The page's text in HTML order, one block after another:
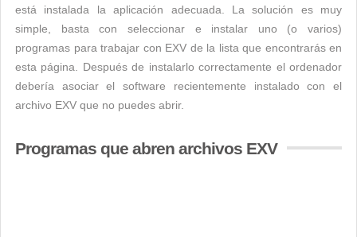
está instalada la aplicación adecuada. La solución es muy
simple, basta con seleccionar e instalar uno (o varios)
programas para trabajar con EXV de la lista que encontrarás en
esta página. Después de instalarlo correctamente el ordenador
debería asociar el software recientemente instalado con el
archivo EXV que no puedes abrir.
Programas que abren archivos EXV